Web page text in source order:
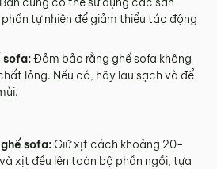
tự nhiên để giảm thiểu tác động
sofa:Đảm bảo rằng ghế sofa không
lỏng. Nếu có, hãy lau sạch và để
sofa:Giữ xịt cách khoảng 20-
xịt đều lên toàn bộ phần ngồi, tựa